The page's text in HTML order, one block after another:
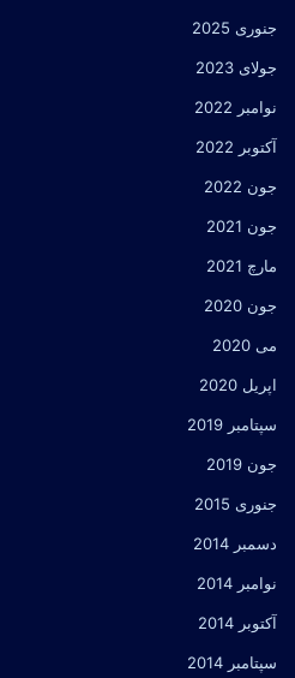
جنوری 2025
جولای 2023
نوامبر 2022
آکتوبر 2022
جون 2022
جون 2021
مارچ 2021
جون 2020
می 2020
اپریل 2020
سپتامبر 2019
جون 2019
جنوری 2015
دسمبر 2014
نوامبر 2014
آکتوبر 2014
سپتامبر 2014